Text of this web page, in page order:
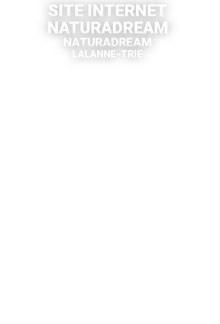
SITE INTERNET
NATURADREAM
NATURADREAM
LALANNE-TRIE